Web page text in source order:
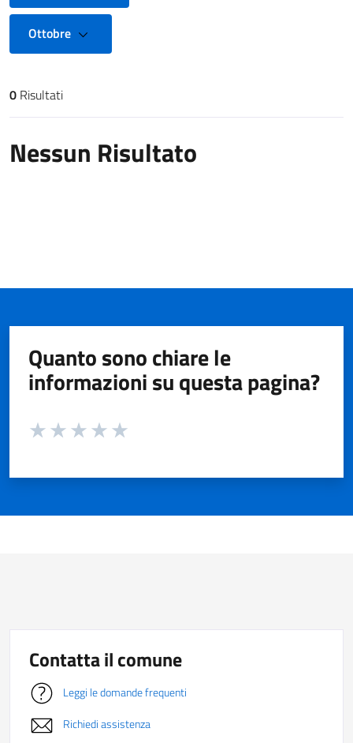
Ottobre
Risultati di ricerca
0 Risultati
Nessun Risultato
Quanto sono chiare le
informazioni su questa pagina?
Valuta da 1 a 5 stelle la pagina
Contatta il comune
Leggi le domande frequenti
Richiedi assistenza